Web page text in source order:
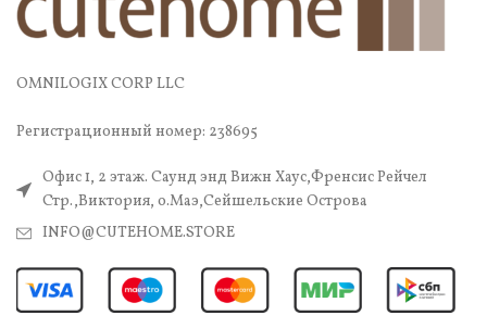
OMNILOGIX CORP LLC
Регистрационный номер: 238695
Офис 1, 2 этаж. Саунд энд Вижн Хаус,Френсис Рейчел
Стр.,Виктория, о.Маэ,Сейшельские Острова
INFO@CUTEHOME.STORE